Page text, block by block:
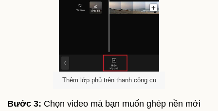
Thêm lớp phủ trên thanh công cụ
Bước 3: Chọn video mà bạn muốn ghép nền mới